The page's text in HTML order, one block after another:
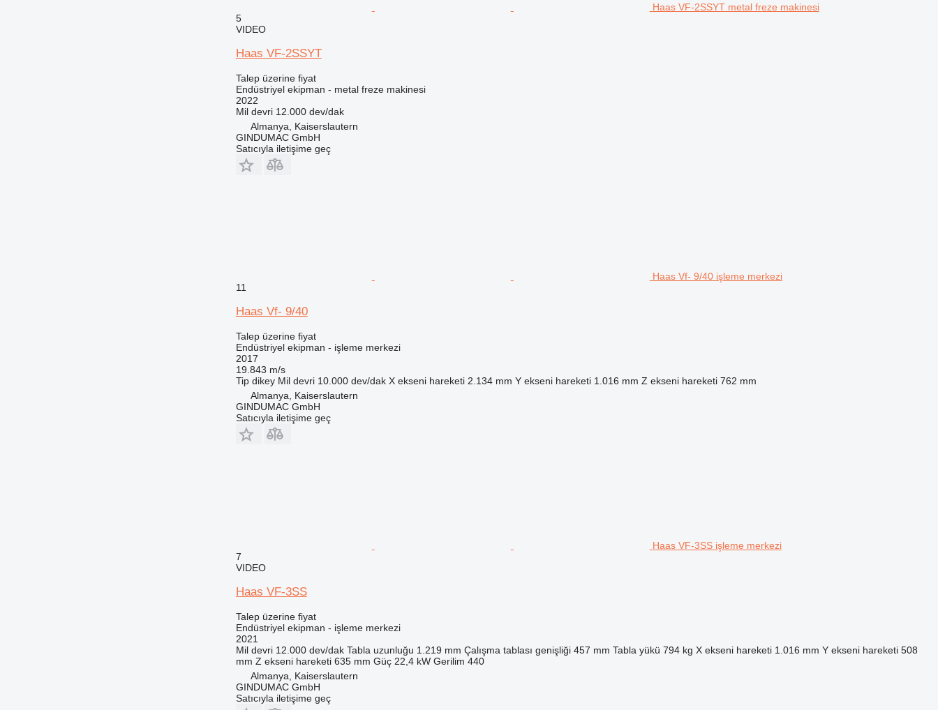
Haas VF-2SSYT metal freze makinesi
5
VIDEO
Haas VF-2SSYT
Talep üzerine fiyat
Endüstriyel ekipman - metal freze makinesi
2022
Mil devri 12.000 dev/dak
Almanya, Kaiserslautern
GINDUMAC GmbH
Satıcıyla iletişime geç
Haas Vf- 9/40 işleme merkezi
11
Haas Vf- 9/40
Talep üzerine fiyat
Endüstriyel ekipman - işleme merkezi
2017
19.843 m/s
Tip dikey Mil devri 10.000 dev/dak X ekseni hareketi 2.134 mm Y ekseni hareketi 1.016 mm Z ekseni hareketi 762 mm
Almanya, Kaiserslautern
GINDUMAC GmbH
Satıcıyla iletişime geç
Haas VF-3SS işleme merkezi
7
VIDEO
Haas VF-3SS
Talep üzerine fiyat
Endüstriyel ekipman - işleme merkezi
2021
Mil devri 12.000 dev/dak Tabla uzunluğu 1.219 mm Çalışma tablası genişliği 457 mm Tabla yükü 794 kg X ekseni hareketi 1.016 mm Y ekseni hareketi 508
mm Z ekseni hareketi 635 mm Güç 22,4 kW Gerilim 440
Almanya, Kaiserslautern
GINDUMAC GmbH
Satıcıyla iletişime geç